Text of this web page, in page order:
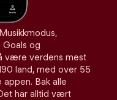
Goals og
være verdens mest
land, med over 55
Bak alle
har alltid vært